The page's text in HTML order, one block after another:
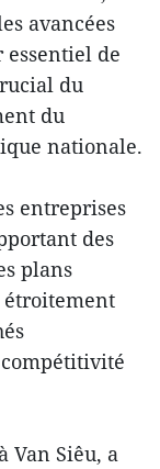
avancées
de
du
du
nationale.
entreprises
des
plans
étroitement
Van Siêu, a